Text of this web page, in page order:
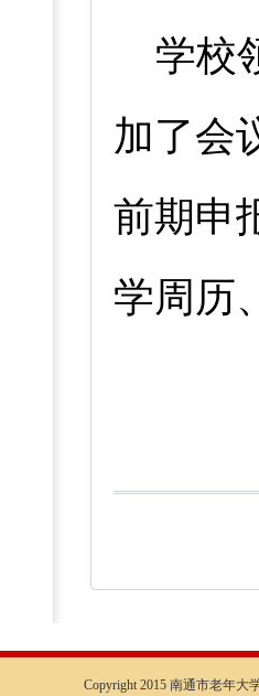
学校
加了会
前期申
学周历
Copyright 2015 南通市老年大